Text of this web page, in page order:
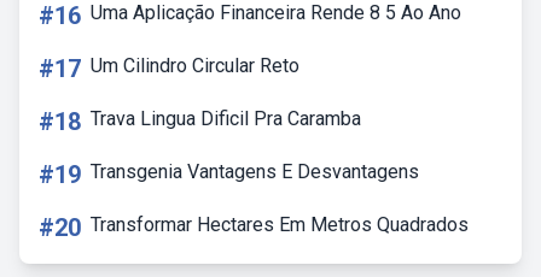
#16 Uma Aplicação Financeira Rende 8 5 Ao Ano
#17 Um Cilindro Circular Reto
#18 Trava Lingua Dificil Pra Caramba
#19 Transgenia Vantagens E Desvantagens
#20 Transformar Hectares Em Metros Quadrados